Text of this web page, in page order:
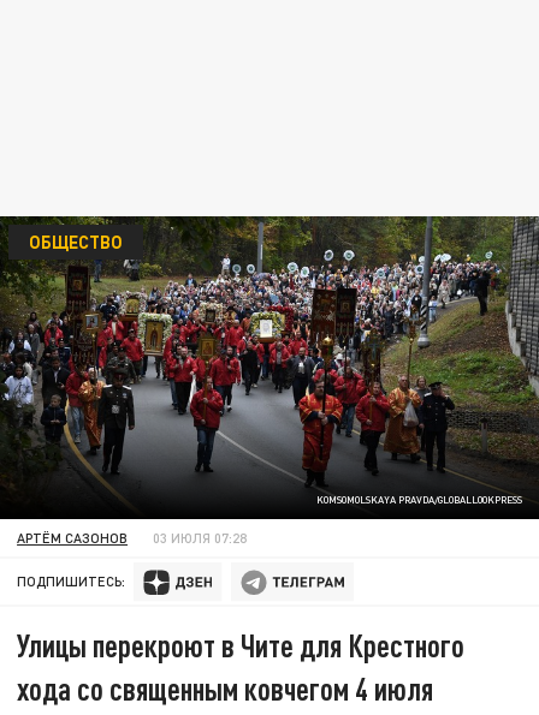
KOMSOMOLSKAYA PRAVDA/GLOBALLOOKPRESS
ОБЩЕСТВО
АРТЁМ САЗОНОВ 03 ИЮЛЯ 07:28
ПОДПИШИТЕСЬ:
Улицы перекроют в Чите для Крестного
хода со священным ковчегом 4 июля